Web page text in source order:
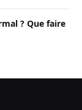
? Que faire